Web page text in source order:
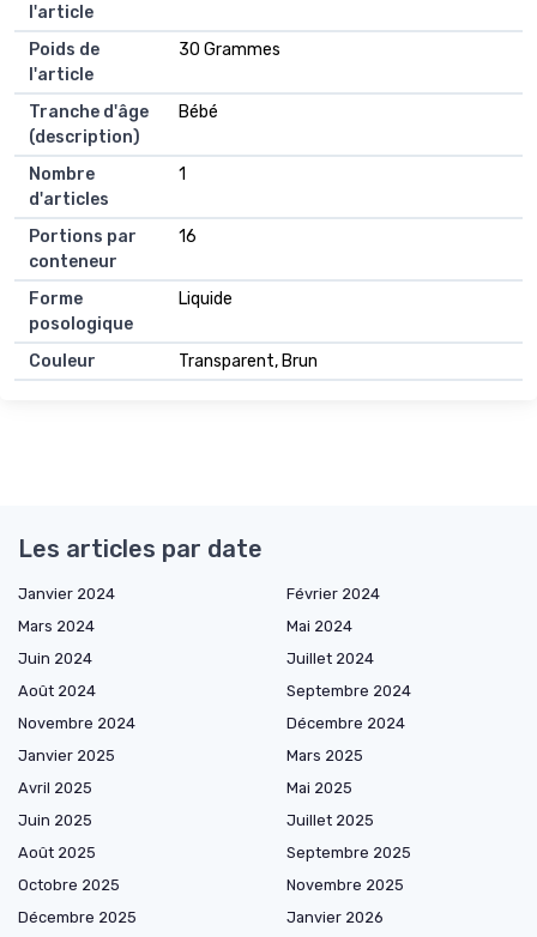
l'article
Poids de
l'article
30 Grammes
Tranche d'âge
(description)
Bébé
Nombre
d'articles
1
Portions par
conteneur
16
Forme
posologique
Liquide
Couleur Transparent, Brun
Les articles par date
Janvier 2024
Février 2024
Mars 2024
Mai 2024
Juin 2024
Juillet 2024
Août 2024
Septembre 2024
Novembre 2024
Décembre 2024
Janvier 2025
Mars 2025
Avril 2025
Mai 2025
Juin 2025
Juillet 2025
Août 2025
Septembre 2025
Octobre 2025
Novembre 2025
Décembre 2025
Janvier 2026